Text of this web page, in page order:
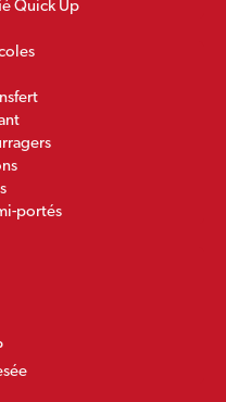
Quick Up
portés